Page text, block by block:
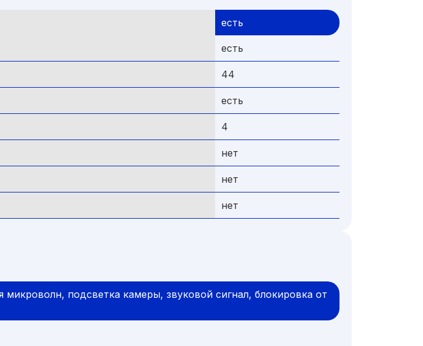
есть
есть
44
есть
4
нет
нет
нет
микроволн, подсветка камеры, звуковой сигнал, блокировка от